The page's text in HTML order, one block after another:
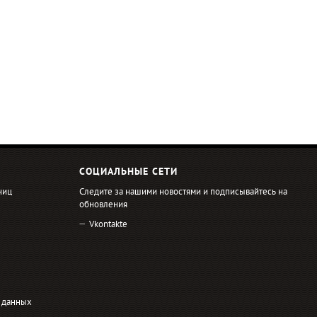
данных
СОЦИАЛЬНЫЕ СЕТИ
Следите за нашими новостями и подписывайтесь на
обновления
Vkontakte